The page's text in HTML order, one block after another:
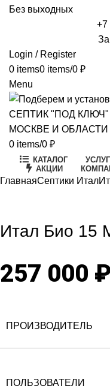
Без выходных
+7
Login / Register
0 items0 items/0 ₽
Menu
0 items/0 ₽
КАТАЛОГ
АКЦИИ
ГлавнаяСептики Итал
Итал Био 15
257 000 ₽
ПРОИЗВОДИТЕЛЬ
ПОЛЬЗОВАТЕЛИ